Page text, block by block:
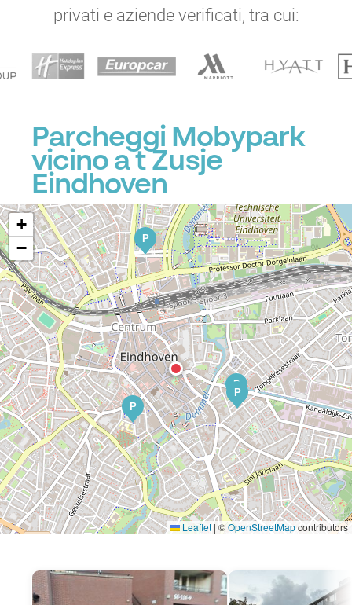
privati e aziende verificati, tra cui:
Parcheggi Mobypark
vicino a t Zusje
Eindhoven
P
P
P
P
+
−
Leaflet | ©OpenStreetMapcontributors